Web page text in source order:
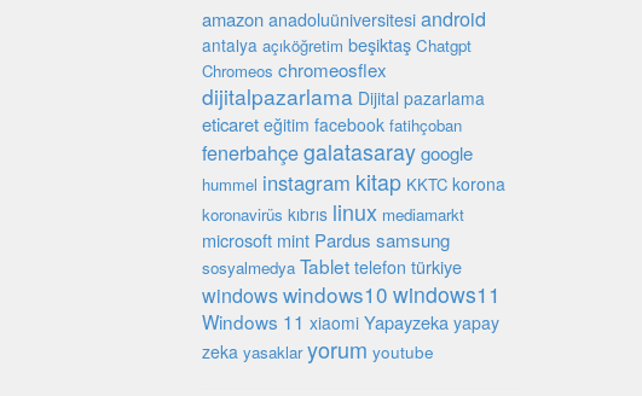
amazon anadoluüniversitesi android
antalya açıköğretim beşiktaş Chatgpt
Chromeos chromeosflex
dijitalpazarlama Dijital pazarlama
eticaret eğitim facebook fatihçoban
fenerbahçegalatasaray google
hummel instagram kitap KKTC korona
koronavirüs kıbrıs linux mediamarkt
microsoft mint Pardus samsung
sosyalmedya Tablet telefon türkiye
windowswindows10 windows11
Windows 11 xiaomi Yapayzeka yapay
zeka yasaklar yorum youtube